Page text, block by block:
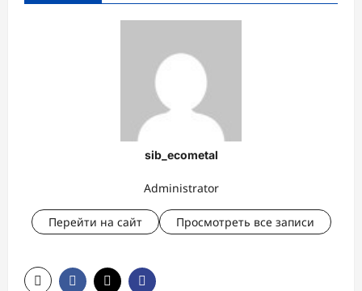
sib_ecometal
Administrator
Перейти на сайт Просмотреть все записи